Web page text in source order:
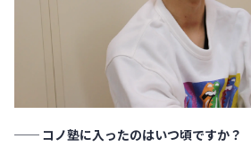
── コノ塾に入ったのはいつ頃ですか？